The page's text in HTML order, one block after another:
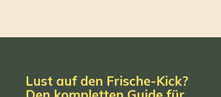
Lust auf den Frische-Kick?